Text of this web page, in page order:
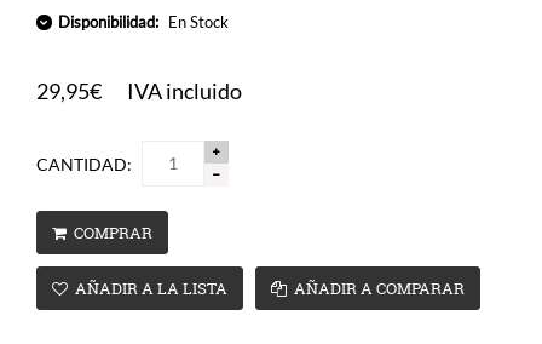
Disponibilidad: En Stock
29,95€ IVA incluido
CANTIDAD:
COMPRAR
AÑADIR A LA LISTA AÑADIR A COMPARAR